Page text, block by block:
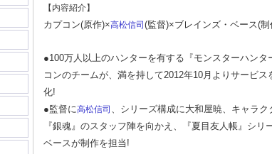
【内容紹介】
カプコン(原作)×高松信司 (監督)×ブレインズ・ベース(
●100万人以上のハンターを有する『モンスターハン
コンのチームが、満を持して2012年10月よりサービ
化!
●監督に高松信司 、シリーズ構成に大和屋暁、キャラ
『銀魂』のスタッフ陣を向かえ、『夏目友人帳』シリ
ベースが制作を担当!